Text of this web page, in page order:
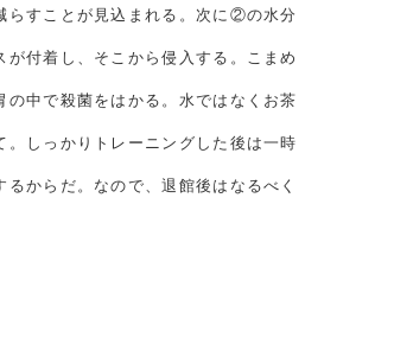
らすことが見込まれる。次に②の水分
付着し、そこから侵入する。こまめ
中で殺菌をはかる。水ではなくお茶
しっかりトレーニングした後は一時
からだ。なので、退館後はなるべく